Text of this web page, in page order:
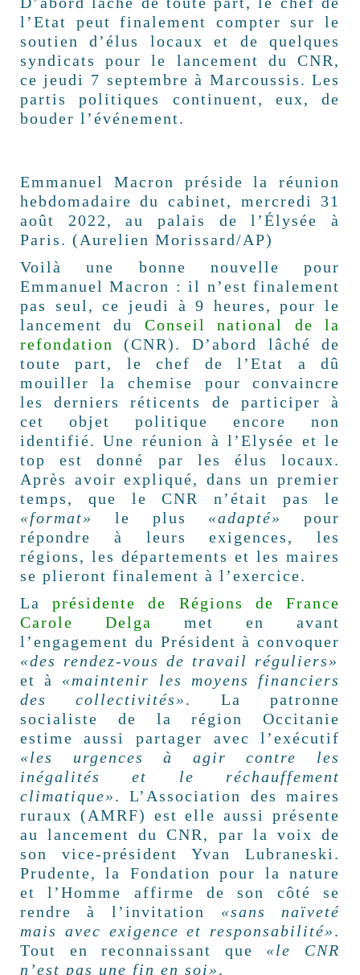
l’Etat peut finalement compter sur le
soutien d’élus locaux et de quelques
syndicats pour le lancement du CNR,
ce jeudi 7 septembre à Marcoussis. Les
partis politiques continuent, eux, de
bouder l’événement.
Emmanuel Macron préside la réunion
hebdomadaire du cabinet, mercredi 31
août 2022, au palais de l’Élysée à
Paris. (Aurelien Morissard/AP)
Voilà une bonne nouvelle pour
Emmanuel Macron : il n’est finalement
pas seul, ce jeudi à 9 heures, pour le
lancement du Conseil national de la
refondation
(CNR). D’abord lâché de
toute part, le chef de l’Etat a dû
mouiller la chemise pour convaincre
les derniers réticents de participer à
cet objet politique encore non
identifié. Une réunion à l’Elysée et le
top est donné par les élus locaux.
Après avoir expliqué, dans un premier
temps, que le CNR n’était pas le
«format»
le plus «adapté»
pour
répondre à leurs exigences, les
régions, les départements et les maires
se plieront finalement à l’exercice.
Laprésidente de Régions de France
Carole Delga
met en avant
l’engagement du Président à convoquer
«des rendez-vous de travail réguliers»
et à «maintenir les moyens financiers
des collectivités». La patronne
socialiste de la région Occitanie
estime aussi partager avec l’exécutif
«les urgences à agir contre les
inégalités et le réchauffement
climatique». L’Association des maires
ruraux (AMRF) est elle aussi présente
au lancement du CNR, par la voix de
son vice-président Yvan Lubraneski.
Prudente, la Fondation pour la nature
et l’Homme affirme de son côté se
rendre à l’invitation «sans naïveté
mais avec exigence et responsabilité».
Tout en reconnaissant que «le CNR
n’est pas une fin en soi».